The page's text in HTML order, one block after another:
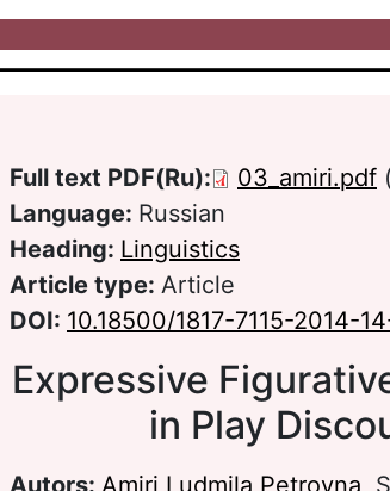
Full text PDF(Ru): 03_amiri.pdf
Language: Russian
Heading: Linguistics
Article type: Article
DOI: 10.18500/1817-7115-2014-
Expressive
in Play
Autors: Amiri Ludmila Petrovna,